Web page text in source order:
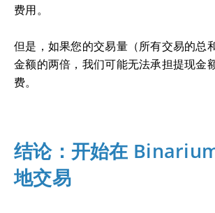
费用。
但是，如果您的交易量（所有交易的总
金额的两倍，我们可能无法承担提现金
费。
结论：开始在
地交易